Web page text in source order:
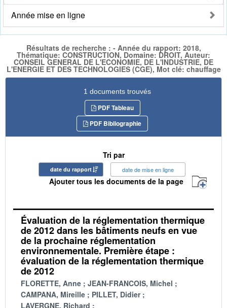
Année mise en ligne
Résultats de recherche : - Année du rapport: 2018,
Thématique: CONSTRUCTION, Domaine: DROIT, Auteur:
CONSEIL GENERAL DE L'ECONOMIE, DE L'INDUSTRIE, DE
L'ENERGIE ET DES TECHNOLOGIES (CGE), Mot clé: chauffage
1 documents trouvés
PDF Tableau
PDF Bibliographie
Tri par
date du rapport date de mise en ligne
Ajouter tous les documents de la page
Évaluation de la réglementation thermique
de 2012 dans les bâtiments neufs en vue
de la prochaine réglementation
environnementale. Première étape :
évaluation de la réglementation thermique
de 2012
FLORETTE, Anne
JEAN-FRANCOIS, Michel
CAMPANA, Mireille
PILLET, Didier
LAVERGNE, Richard